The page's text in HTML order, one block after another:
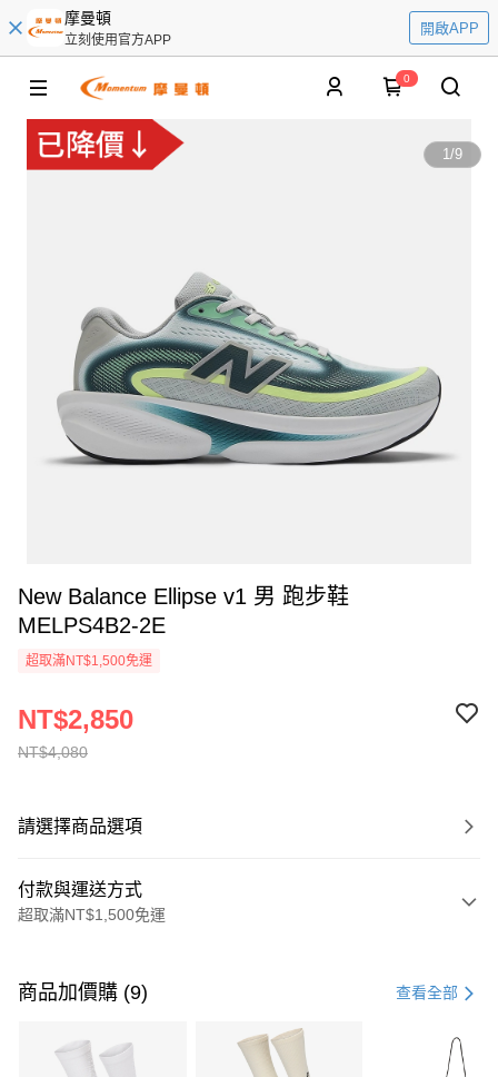
摩曼頓
立刻使用官方APP
開啟APP
0
1/9
New Balance Ellipse v1 男 跑步鞋
MELPS4B2-2E
超取滿NT$1,500免運
NT$4,080
NT$2,850
請選擇商品選項
付款與運送方式
超取滿NT$1,500免運
信用卡一次付款
3 期 0 利率 每期 21家銀行
商品加價購 (9) 查看全部